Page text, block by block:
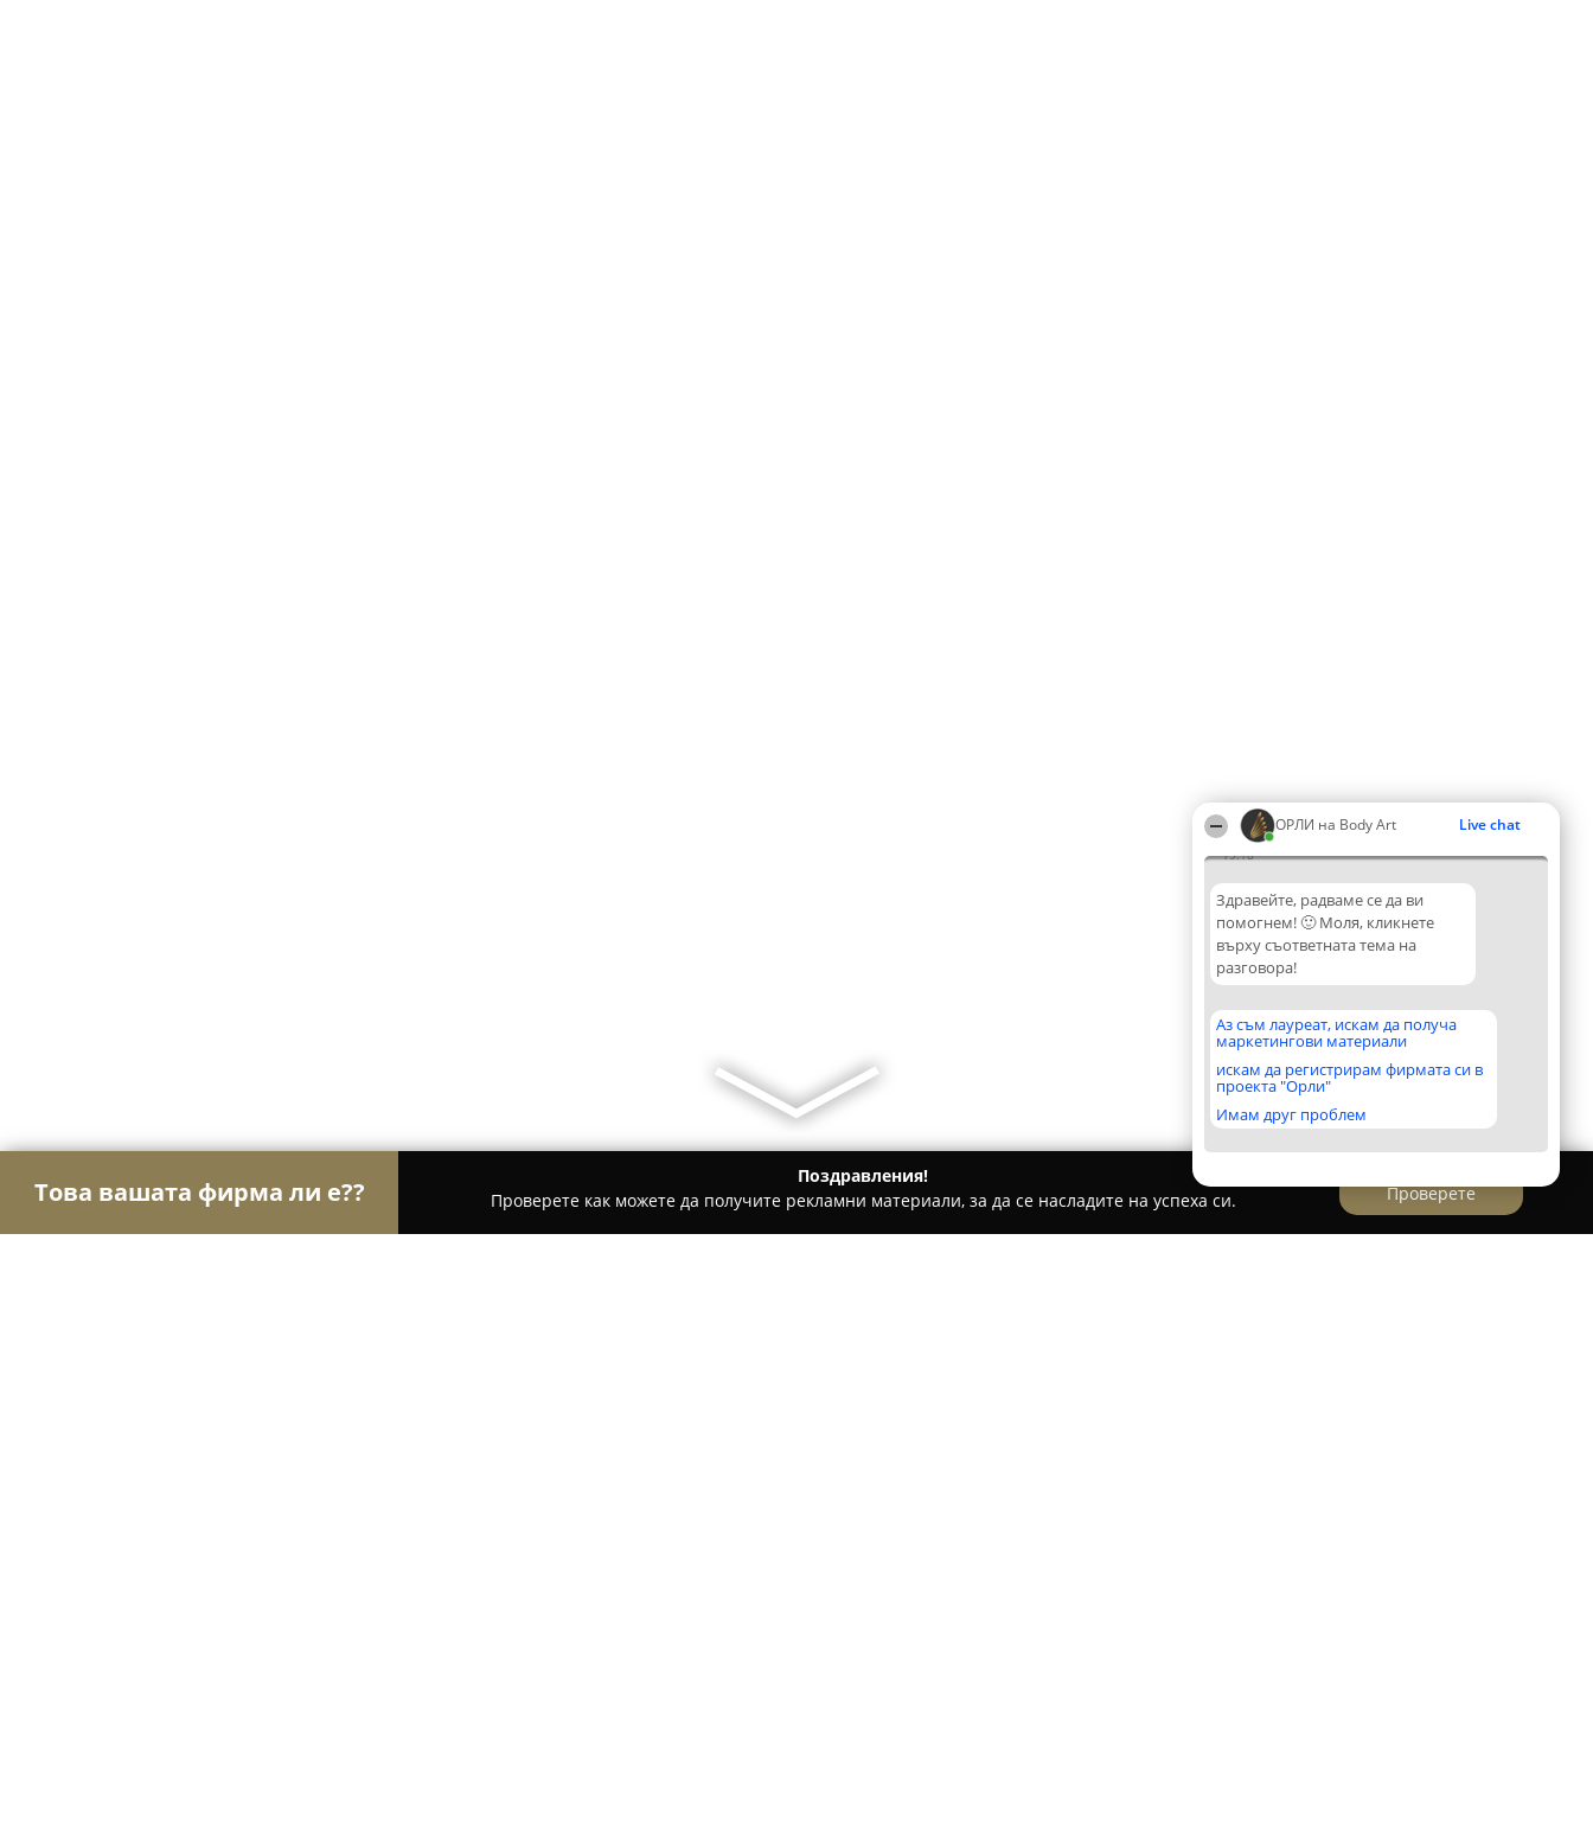
ОРЛИ на Body Art Live chat
19:18
Здравейте, радваме се да ви
помогнем! 🙂 Моля, кликнете
върху съответната тема на
разговора!
Аз съм лауреат, искам да получа
маркетингови материали
искам да регистрирам фирмата си в
проекта "Орли"
Имам друг проблем
Това вашата фирма ли е??
Поздравления!
Проверете как можете да получите рекламни материали, за да се насладите на успеха си.
Проверете